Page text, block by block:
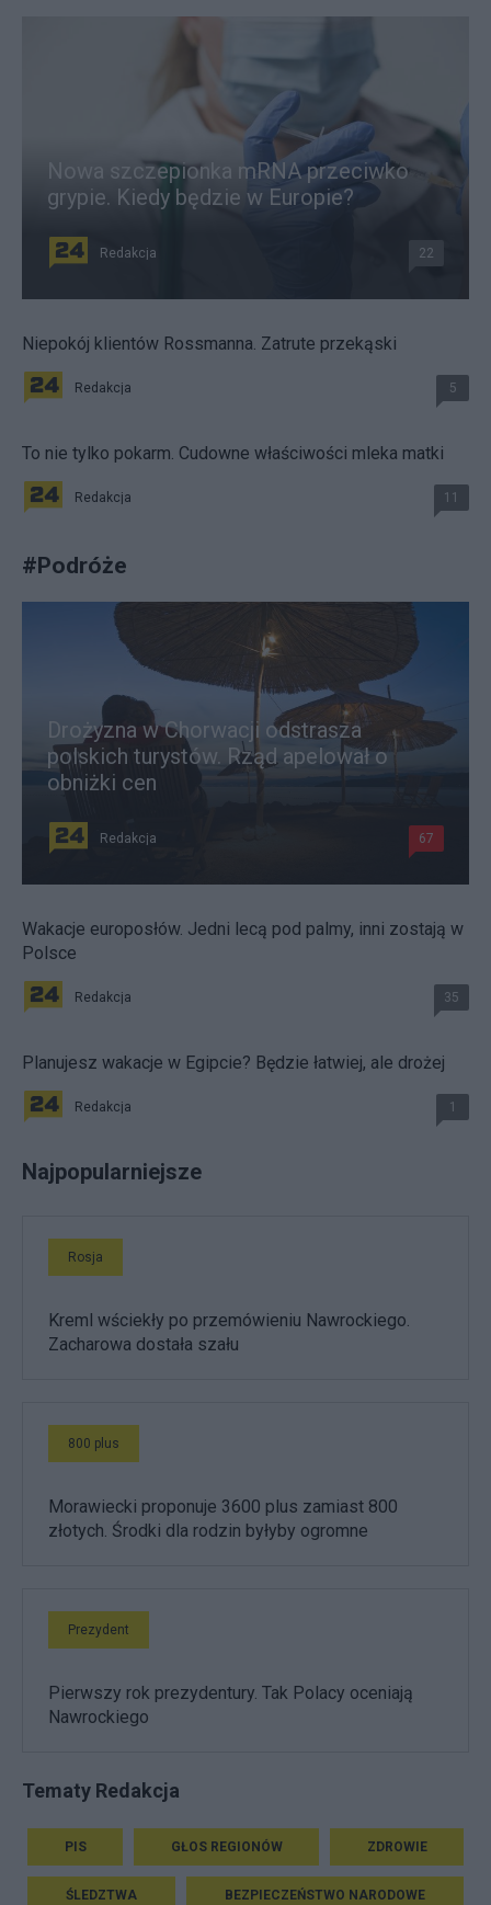
Nowa szczepionka mRNA przeciwko
grypie. Kiedy będzie w Europie?
Redakcja 22
Niepokój klientów Rossmanna. Zatrute przekąski
Redakcja 5
To nie tylko pokarm. Cudowne właściwości mleka matki
Redakcja 11
#Podróże
Drożyzna w Chorwacji odstrasza
polskich turystów. Rząd apelował o
obniżki cen
Redakcja 67
Wakacje europosłów. Jedni lecą pod palmy, inni zostają w
Polsce
Redakcja 35
Planujesz wakacje w Egipcie? Będzie łatwiej, ale drożej
Redakcja 1
Najpopularniejsze
Rosja
Kreml wściekły po przemówieniu Nawrockiego.
Zacharowa dostała szału
800 plus
Morawiecki proponuje 3600 plus zamiast 800
złotych. Środki dla rodzin byłyby ogromne
Prezydent
Pierwszy rok prezydentury. Tak Polacy oceniają
Nawrockiego
Tematy Redakcja
PIS GŁOS REGIONÓW ZDROWIE
ŚLEDZTWA BEZPIECZEŃSTWO NARODOWE